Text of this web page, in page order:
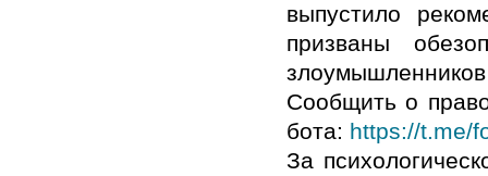
выпустило
призваны
Сообщить о
бота: https://t.me/
За